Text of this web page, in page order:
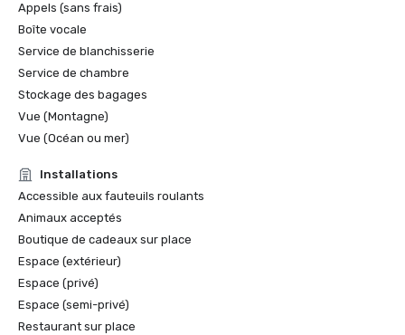
Appels (sans frais)
Boîte vocale
Service de blanchisserie
Service de chambre
Stockage des bagages
Vue (Montagne)
Vue (Océan ou mer)
Installations
Accessible aux fauteuils roulants
Animaux acceptés
Boutique de cadeaux sur place
Espace (extérieur)
Espace (privé)
Espace (semi-privé)
Restaurant sur place